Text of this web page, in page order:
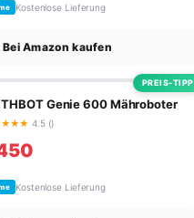
Kostenlose Lieferung
Bei Amazon kaufen
PREIS-TIPP
Genie 600 Mähroboter
★★★ 4.5 ()
Kostenlose Lieferung